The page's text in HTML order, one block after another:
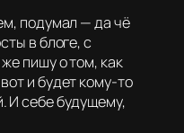
подумал — да чё
в блоге, с
пишу о том, как
и будет кому-то
И себе будущему,